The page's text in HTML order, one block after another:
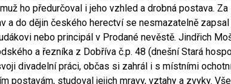
ho předurčoval i jeho vzhled a drobná postava.
a do dějin českého herectví se nesmazatelně zapsal
nebo principál v Prodané nevěstě. Jindřich
a řezníka z Dobříva č.p. 48 (dnešní Stará
divadelní práci, občas si zahrál i s místními
postavám, studoval jejich mravy, vztahy a zvyky.